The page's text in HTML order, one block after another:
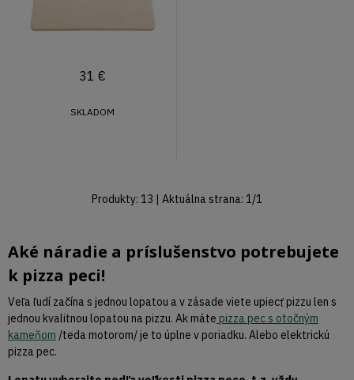
31 €
SKLADOM
Produkty: 13 | Aktuálna strana: 1/1
Aké náradie a príslušenstvo potrebujete
k pizza peci!
Veľa ľudí začína s jednou lopatou a v zásade viete upiecť pizzu len s
jednou kvalitnou lopatou na pizzu. Ak máte pizza pec s otočným
kameňom /teda motorom/ je to úplne v poriadku. Alebo elektrickú
pizza pec.